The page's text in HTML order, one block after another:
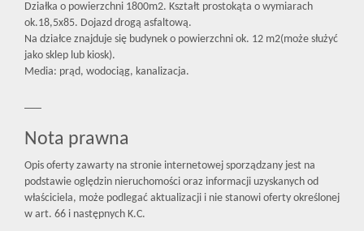
Działka o powierzchni 1800m2. Kształt prostokąta o wymiarach
ok.18,5x85. Dojazd drogą asfaltową.
Na działce znajduje się budynek o powierzchni ok. 12 m2(może służyć
jako sklep lub kiosk).
Media: prąd, wodociąg, kanalizacja.
Nota prawna
Opis oferty zawarty na stronie internetowej sporządzany jest na
podstawie oględzin nieruchomości oraz informacji uzyskanych od
właściciela, może podlegać aktualizacji i nie stanowi oferty określonej
w art. 66 i następnych K.C.